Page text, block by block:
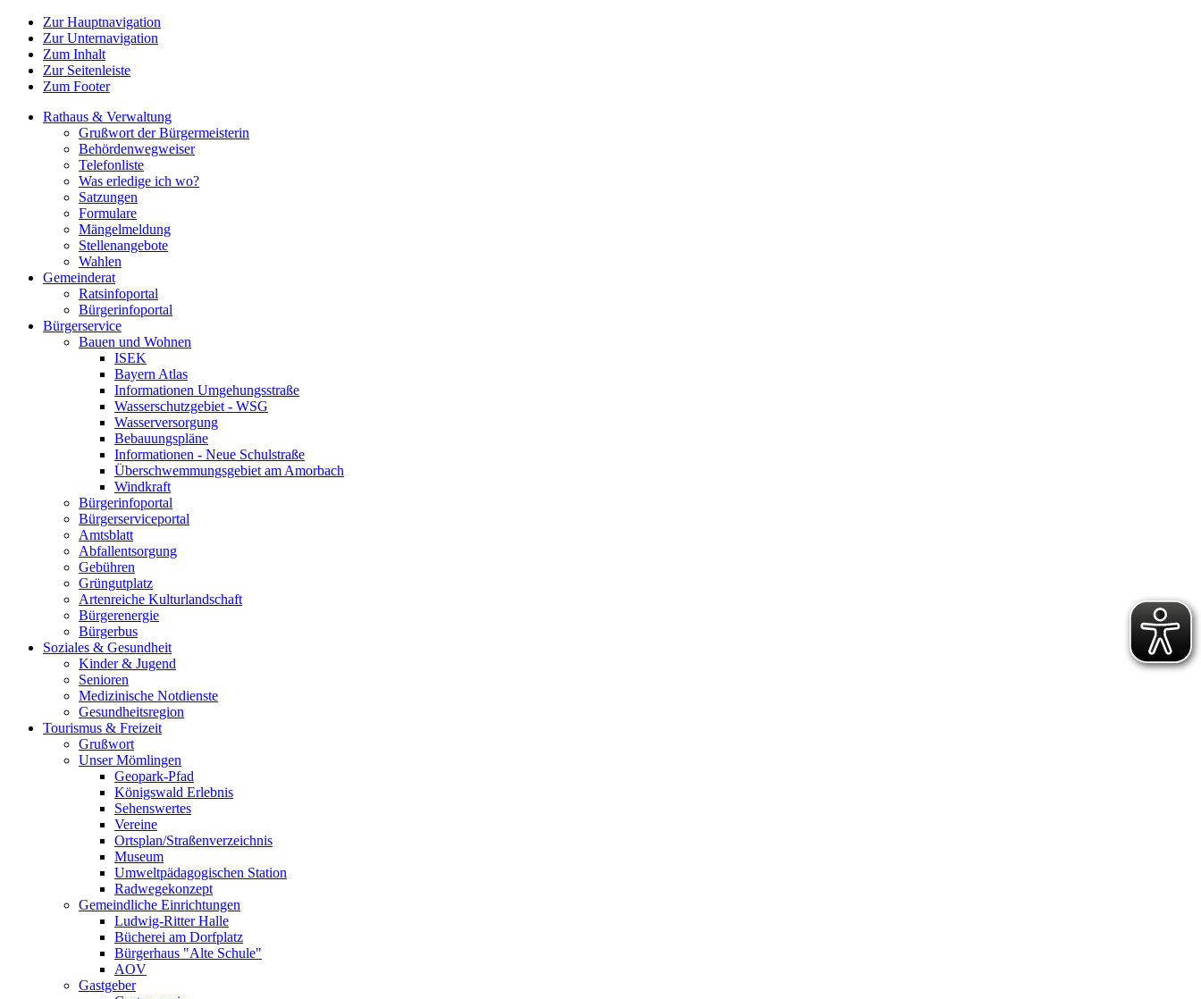
Zur Hauptnavigation
Zur Unternavigation
Zum Inhalt
Zur Seitenleiste
Zum Footer
Rathaus & Verwaltung
Grußwort der Bürgermeisterin
Behördenwegweiser
Telefonliste
Was erledige ich wo?
Satzungen
Formulare
Mängelmeldung
Stellenangebote
Wahlen
Gemeinderat
Ratsinfoportal
Bürgerinfoportal
Bürgerservice
Bauen und Wohnen
ISEK
Bayern Atlas
Informationen Umgehungsstraße
Wasserschutzgebiet - WSG
Wasserversorgung
Bebauungspläne
Informationen - Neue Schulstraße
Überschwemmungsgebiet am Amorbach
Windkraft
Bürgerinfoportal
Bürgerserviceportal
Amtsblatt
Abfallentsorgung
Gebühren
Grüngutplatz
Artenreiche Kulturlandschaft
Bürgerenergie
Bürgerbus
Soziales & Gesundheit
Kinder & Jugend
Senioren
Medizinische Notdienste
Gesundheitsregion
Tourismus & Freizeit
Grußwort
Unser Mömlingen
Geopark-Pfad
Königswald Erlebnis
Sehenswertes
Vereine
Ortsplan/Straßenverzeichnis
Museum
Umweltpädagogischen Station
Radwegekonzept
Gemeindliche Einrichtungen
Ludwig-Ritter Halle
Bücherei am Dorfplatz
Bürgerhaus "Alte Schule"
AOV
Gastgeber